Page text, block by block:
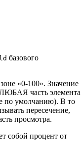
базового
«0-100». Значение
ЛЮБАЯ часть элемента
по умолчанию). В то
пересечение,
просмотра.
собой процент от